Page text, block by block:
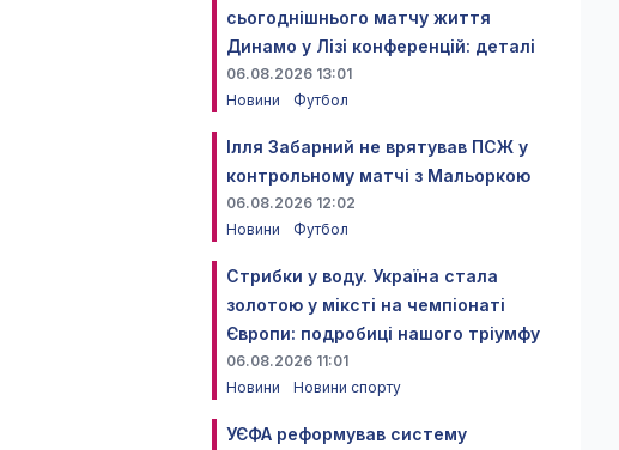
сьогоднішнього матчу життя
Динамо у Лізі конференцій: деталі
06.08.2026 13:01
Новини
Футбол
Ілля Забарний не врятував ПСЖ у
контрольному матчі з Мальоркою
06.08.2026 12:02
Новини
Футбол
Стрибки у воду. Україна стала
золотою у міксті на чемпіонаті
Європи: подробиці нашого тріумфу
06.08.2026 11:01
Новини
Новини спорту
УЄФА реформував систему